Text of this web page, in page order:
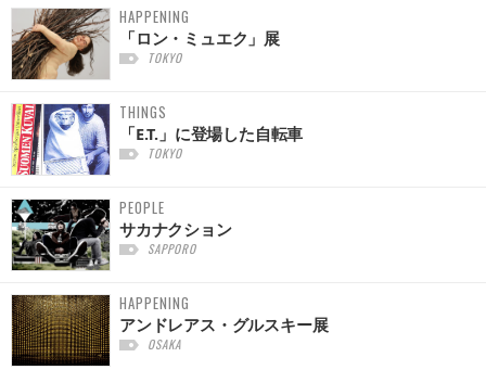
HAPPENING
「ロン・ミュエク」展
TOKYO
THINGS
「E.T.」に登場した自転車
TOKYO
PEOPLE
サカナクション
SAPPORO
HAPPENING
アンドレアス・グルスキー展
OSAKA